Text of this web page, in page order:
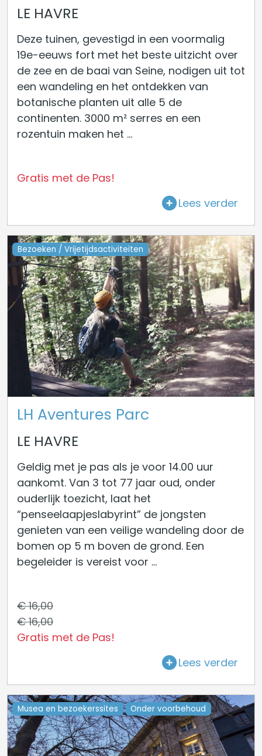
LE HAVRE
Deze tuinen, gevestigd in een voormalig
19e-eeuws fort met het beste uitzicht over
de zee en de baai van Seine, nodigen uit tot
een wandeling en het ontdekken van
botanische planten uit alle 5 de
continenten. 3000 m² serres en een
rozentuin maken het ...
Gratis met de Pas!
Lees verder
Bezoeken / Vrijetijdsactiviteiten
LH Aventures Parc
LE HAVRE
Geldig met je pas als je voor 14.00 uur
aankomt. Van 3 tot 77 jaar oud, onder
ouderlijk toezicht, laat het
“penseelaapjeslabyrint” de jongsten
genieten van een veilige wandeling door de
bomen op 5 m boven de grond. Een
begeleider is vereist voor ...
€ 16,00
€ 16,00
Gratis met de Pas!
Lees verder
Musea en bezoekerssites Onder voorbehoud